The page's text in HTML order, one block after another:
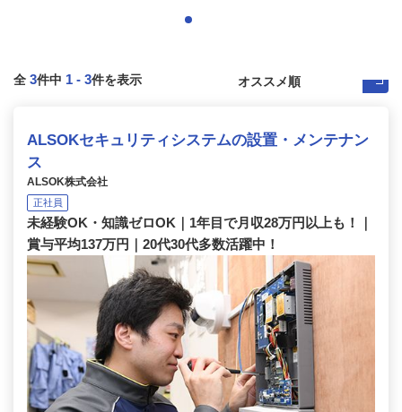
全 3件中 1 - 3件を表示
ALSOKセキュリティシステムの設置・メンテナン
ス
ALSOK株式会社
正社員
未経験OK・知識ゼロOK｜1年目で月収28万円以上も！｜
賞与平均137万円｜20代30代多数活躍中！